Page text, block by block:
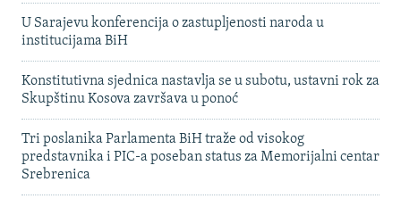
U Sarajevu konferencija o zastupljenosti naroda u
institucijama BiH
Konstitutivna sjednica nastavlja se u subotu, ustavni rok za
Skupštinu Kosova završava u ponoć
Tri poslanika Parlamenta BiH traže od visokog
predstavnika i PIC-a poseban status za Memorijalni centar
Srebrenica